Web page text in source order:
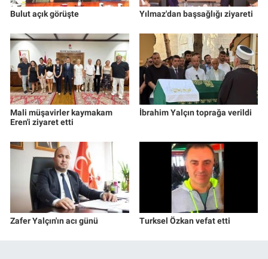
Bulut açık görüşte Yılmaz'dan başsağlığı ziyareti
Mali müşavirler kaymakam
Eren'i ziyaret etti
İbrahim Yalçın toprağa verildi
Zafer Yalçın'ın acı günü Turksel Özkan vefat etti